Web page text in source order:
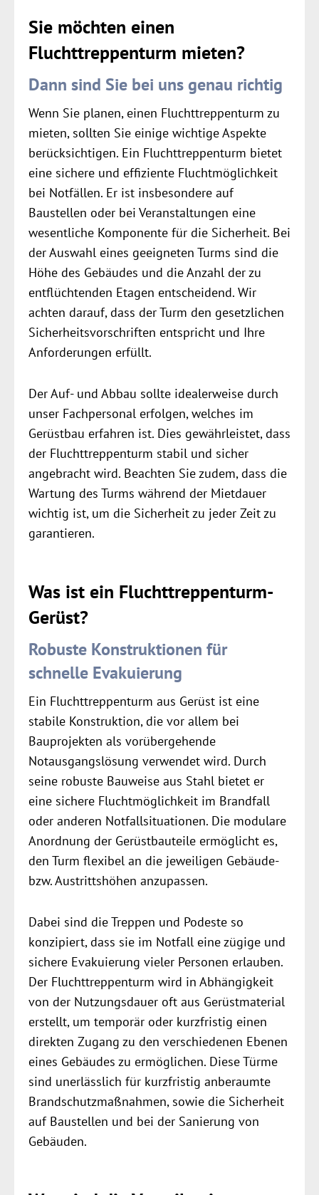
Sie möchten einen
Fluchttreppenturm mieten?
Dann sind Sie bei uns genau richtig
Wenn Sie planen, einen Fluchttreppenturm zu
mieten, sollten Sie einige wichtige Aspekte
berücksichtigen. Ein Fluchttreppenturm bietet
eine sichere und effiziente Fluchtmöglichkeit
bei Notfällen. Er ist insbesondere auf
Baustellen oder bei Veranstaltungen eine
wesentliche Komponente für die Sicherheit. Bei
der Auswahl eines geeigneten Turms sind die
Höhe des Gebäudes und die Anzahl der zu
entflüchtenden Etagen entscheidend. Wir
achten darauf, dass der Turm den gesetzlichen
Sicherheitsvorschriften entspricht und Ihre
Anforderungen erfüllt.
Der Auf- und Abbau sollte idealerweise durch
unser Fachpersonal erfolgen, welches im
Gerüstbau erfahren ist. Dies gewährleistet, dass
der Fluchttreppenturm stabil und sicher
angebracht wird. Beachten Sie zudem, dass die
Wartung des Turms während der Mietdauer
wichtig ist, um die Sicherheit zu jeder Zeit zu
garantieren.
Was ist ein Fluchttreppenturm-
Gerüst?
Robuste Konstruktionen für
schnelle Evakuierung
Ein Fluchttreppenturm aus Gerüst ist eine
stabile Konstruktion, die vor allem bei
Bauprojekten als vorübergehende
Notausgangslösung verwendet wird. Durch
seine robuste Bauweise aus Stahl bietet er
eine sichere Fluchtmöglichkeit im Brandfall
oder anderen Notfallsituationen. Die modulare
Anordnung der Gerüstbauteile ermöglicht es,
den Turm flexibel an die jeweiligen Gebäude-
bzw. Austrittshöhen anzupassen.
Dabei sind die Treppen und Podeste so
konzipiert, dass sie im Notfall eine zügige und
sichere Evakuierung vieler Personen erlauben.
Der Fluchttreppenturm wird in Abhängigkeit
von der Nutzungsdauer oft aus Gerüstmaterial
erstellt, um temporär oder kurzfristig einen
direkten Zugang zu den verschiedenen Ebenen
eines Gebäudes zu ermöglichen. Diese Türme
sind unerlässlich für kurzfristig anberaumte
Brandschutzmaßnahmen, sowie die Sicherheit
auf Baustellen und bei der Sanierung von
Gebäuden.